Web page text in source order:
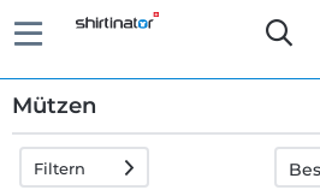
Mützen
Filtern